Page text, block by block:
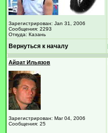
Зарегистрирован: Jan 31, 2006
Сообщения: 2293
Откуда: Казань
Вернуться к началу
Айрат Ильязов
Зарегистрирован: Mar 04, 2006
Сообщения: 25